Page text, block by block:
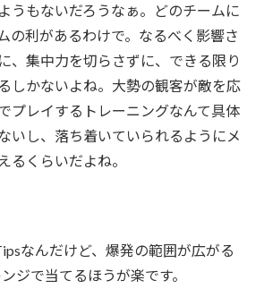
うもないだろうなぁ。どのチームに
の利があるわけで。なるべく影響さ
、集中力を切らさずに、できる限り
しかないよね。大勢の観客が敵を応
プレイするトレーニングなんて具体
いし、落ち着いていられるようにメ
るくらいだよね。
なんだけど、爆発の範囲が広がる
ジで当てるほうが楽です。